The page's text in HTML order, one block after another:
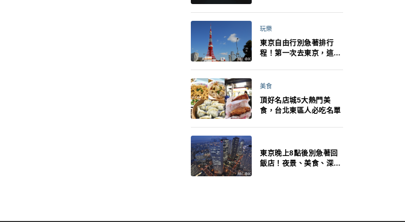
玩樂
東京自由行別急著排行
程！第一次去東京，這10
美食
頂好名店城5大熱門美
食，台北東區人必吃名單
東京晚上8點後別急著回
飯店！夜景、美食、深夜